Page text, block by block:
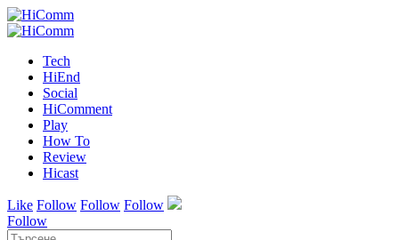
Tech
HiEnd
Social
HiComment
Play
How To
Review
Hicast
Like Follow Follow Follow
Follow